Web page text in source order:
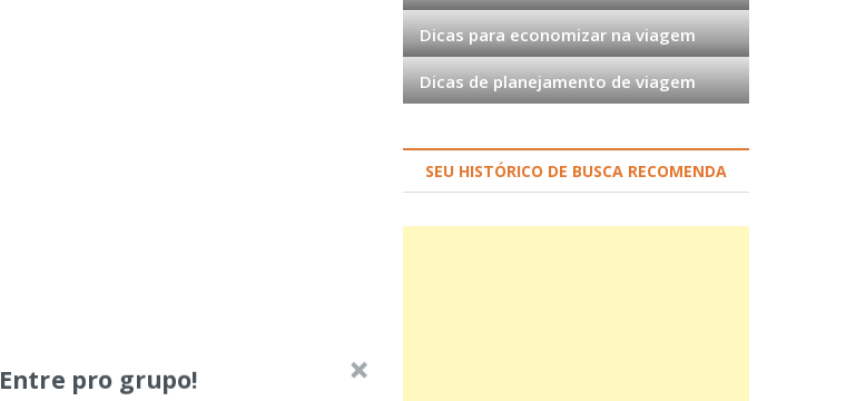
Dicas para economizar na viagem
Dicas de planejamento de viagem
SEU HISTÓRICO DE BUSCA RECOMENDA
Entre pro grupo!